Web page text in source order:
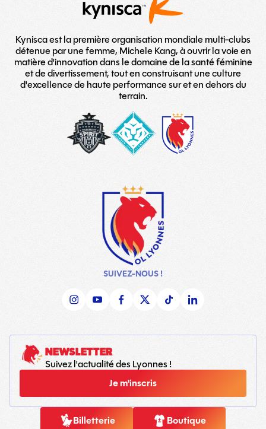
Kynisca est la première organisation mondiale multi-clubs
détenue par une femme, Michele Kang, à ouvrir la voie en
matière d'innovation dans le domaine de la santé féminine
et de divertissement, tout en construisant une culture
d'excellence de haute performance sur et en dehors du
terrain.
washington-
spirit copy
LOGO
TEAM
SUIVEZ-NOUS !
NEWSLETTER
Suivez l'actualité des Lyonnes !
Je m'inscris
Billetterie Boutique